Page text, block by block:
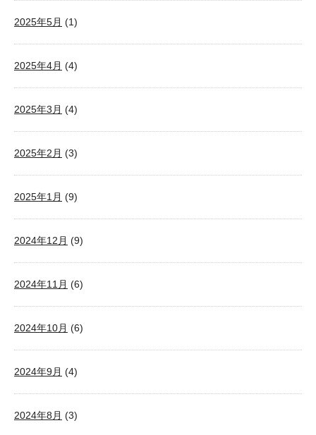
2025年5月 (1)
2025年4月 (4)
2025年3月 (4)
2025年2月 (3)
2025年1月 (9)
2024年12月 (9)
2024年11月 (6)
2024年10月 (6)
2024年9月 (4)
2024年8月 (3)